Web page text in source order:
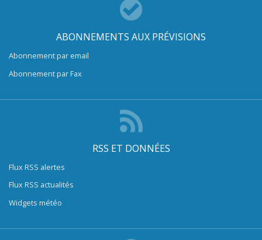
ABONNEMENTS AUX PRÉVISIONS
Abonnement par email
Abonnement par Fax
RSS ET DONNÉES
Flux RSS alertes
Flux RSS actualités
Widgets météo